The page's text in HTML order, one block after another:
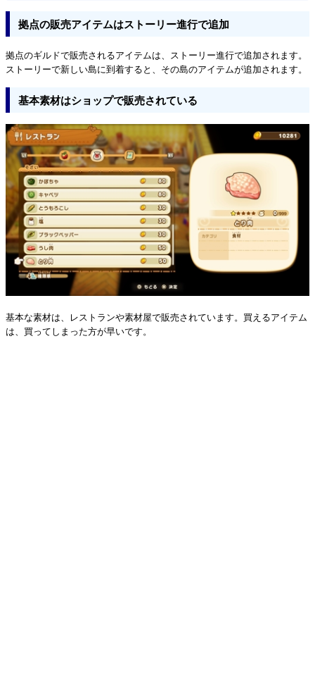
拠点の販売アイテムはストーリー進行で追加
拠点のギルドで販売されるアイテムは、ストーリー進行で追加されます。
ストーリーで新しい島に到着すると、その島のアイテムが追加されます。
基本素材はショップで販売されている
基本な素材は、レストランや素材屋で販売されています。買えるアイテム
は、買ってしまった方が早いです。